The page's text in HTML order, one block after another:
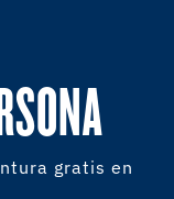
gratis en